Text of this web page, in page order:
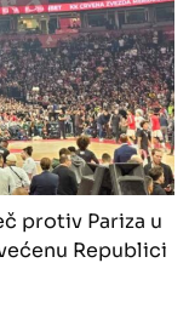
protiv Pariza u
Republici